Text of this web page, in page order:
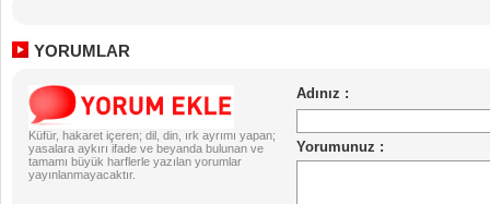
YORUMLAR
Küfür, hakaret içeren; dil, din, ırk ayrımı yapan;
yasalara aykırı ifade ve beyanda bulunan ve
tamamı büyük harflerle yazılan yorumlar
yayınlanmayacaktır.